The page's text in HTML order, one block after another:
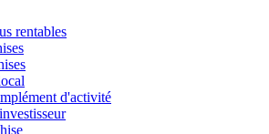
rentables
d'activité